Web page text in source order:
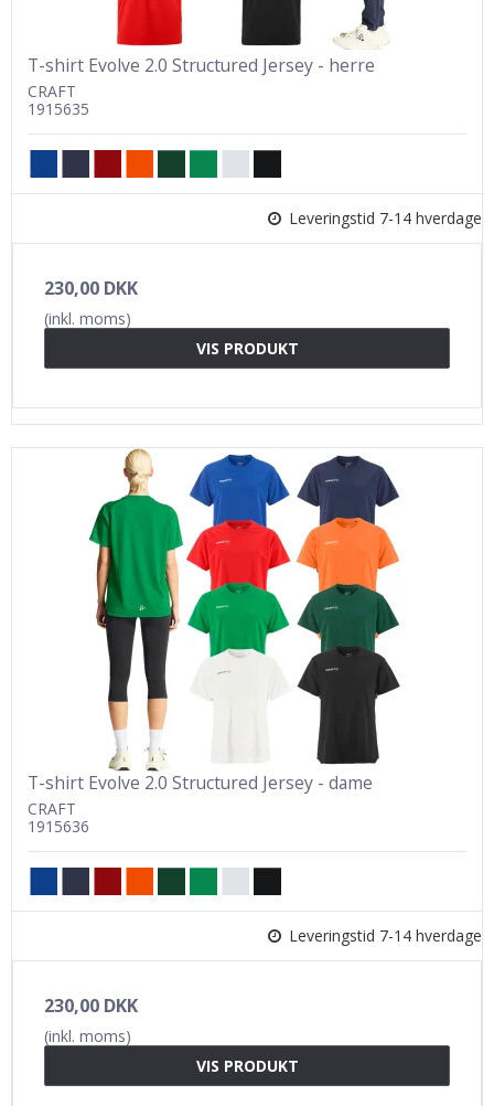
T-shirt Evolve 2.0 Structured Jersey - herre
CRAFT
1915635
Leveringstid 7-14 hverdage
230,00 DKK
(inkl. moms)
VIS PRODUKT
T-shirt Evolve 2.0 Structured Jersey - dame
CRAFT
1915636
Leveringstid 7-14 hverdage
230,00 DKK
(inkl. moms)
VIS PRODUKT